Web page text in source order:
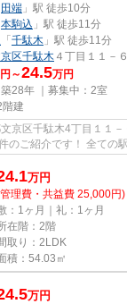
田端 」駅 徒歩10分
本駒込 」駅 徒歩11分
「 千駄木 」駅 徒歩11分
区千駄木 ４丁目１１－６
～24.5万円
28年 ｜募集中： 2室
階建
駅が少し遠いですが、4駅5
万円
理費・共益費 25,000円)
：1ヶ月｜礼：1ヶ月
在階：2階
取り：2LDK
積：54.03㎡
万円